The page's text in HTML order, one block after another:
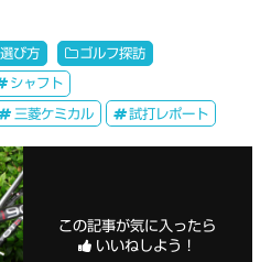
び方 ゴルフ探訪
シャフト
三菱ケミカル 試打レポート
この記事が気に入ったら
いいねしよう！